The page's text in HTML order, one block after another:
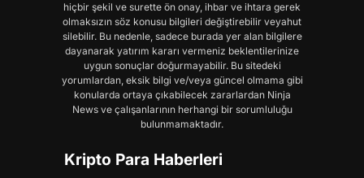
hiçbir şekil ve surette ön onay, ihbar ve ihtara gerek
olmaksızın söz konusu bilgileri değiştirebilir veyahut
silebilir. Bu nedenle, sadece burada yer alan bilgilere
dayanarak yatırım kararı vermeniz beklentilerinize
uygun sonuçlar doğurmayabilir. Bu sitedeki
yorumlardan, eksik bilgi ve/veya güncel olmama gibi
konularda ortaya çıkabilecek zararlardan Ninja
News ve çalışanlarının herhangi bir sorumluluğu
bulunmamaktadır.
Kripto Para Haberleri